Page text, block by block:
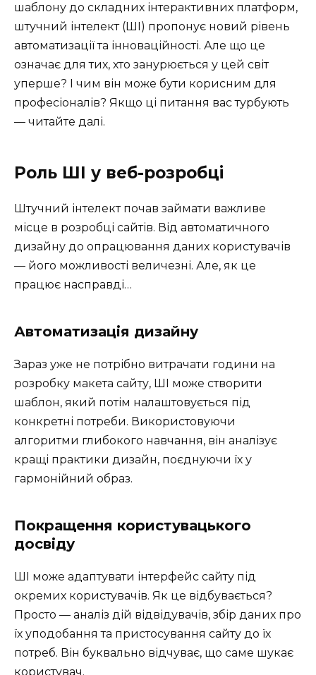
шаблону до складних інтерактивних платформ,
штучний інтелект (ШІ) пропонує новий рівень
автоматизації та інноваційності. Але що це
означає для тих, хто занурюється у цей світ
уперше? І чим він може бути корисним для
професіоналів? Якщо ці питання вас турбують
— читайте далі.
Роль ШІ у веб-розробці
Штучний інтелект почав займати важливе
місце в розробці сайтів. Від автоматичного
дизайну до опрацювання даних користувачів
— його можливості величезні. Але, як це
працює насправді…
Автоматизація дизайну
Зараз уже не потрібно витрачати години на
розробку макета сайту, ШІ може створити
шаблон, який потім налаштовується під
конкретні потреби. Використовуючи
алгоритми глибокого навчання, він аналізує
кращі практики дизайн, поєднуючи їх у
гармонійний образ.
Покращення користувацького
досвіду
ШІ може адаптувати інтерфейс сайту під
окремих користувачів. Як це відбувається?
Просто — аналіз дій відвідувачів, збір даних про
їх уподобання та пристосування сайту до їх
потреб. Він буквально відчуває, що саме шукає
користувач.